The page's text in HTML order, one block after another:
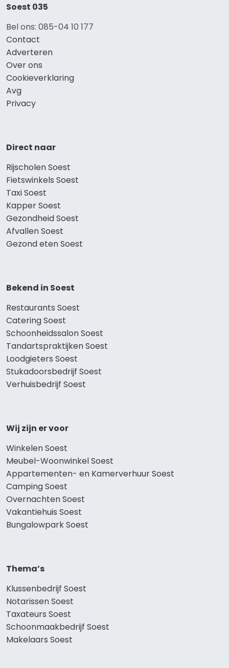
Soest 035
Bel ons: 085-04 10 177
Contact
Adverteren
Over ons
Cookieverklaring
Avg
Privacy
Direct naar
Rijscholen Soest
Fietswinkels Soest
Taxi Soest
Kapper Soest
Gezondheid Soest
Afvallen Soest
Gezond eten Soest
Bekend in Soest
Restaurants Soest
Catering Soest
Schoonheidssalon Soest
Tandartspraktijken Soest
Loodgieters Soest
Stukadoorsbedrijf Soest
Verhuisbedrijf Soest
Wij zijn er voor
Winkelen Soest
Meubel-Woonwinkel Soest
Appartementen- en Kamerverhuur Soest
Camping Soest
Overnachten Soest
Vakantiehuis Soest
Bungalowpark Soest
Thema’s
Klussenbedrijf Soest
Notarissen Soest
Taxateurs Soest
Schoonmaakbedrijf Soest
Makelaars Soest